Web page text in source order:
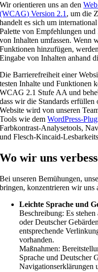
Wir orientieren uns an den
(WCAG) Version 2.1, um die
handelt es sich um
Palette von Empfehlungen
von Inhalten umfassen. Wenn
Funktionen hinzufügen,
Eingabe von Inhalten anhand
Die Barrierefreiheit einer
testen Inhalte und Funktionen
WCAG 2.1 Stufe AA und
dass wir die Standards
Website wird von unseren
Tools wie demWordPress-
Farbkontrast-Analysetools,
und Flesch-Kincaid-
Wo wir uns
Bei unseren Bemühungen,
bringen, konzentrieren wir uns
Leichte Sprache und
Beschreibung: Es
oder Deutscher
entsprechende
vorhanden.
Maßnahmen:
Sprache und Deutscher
Navigationserklärungen